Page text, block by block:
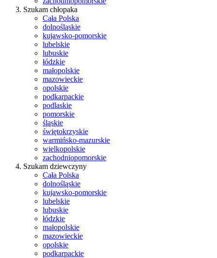
Szukam chłopaka
Cała Polska
dolnośląskie
kujawsko-pomorskie
lubelskie
lubuskie
łódzkie
małopolskie
mazowieckie
opolskie
podkarpackie
podlaskie
pomorskie
śląskie
świętokrzyskie
warmińsko-mazurskie
wielkopolskie
zachodniopomorskie
Szukam dziewczyny
Cała Polska
dolnośląskie
kujawsko-pomorskie
lubelskie
lubuskie
łódzkie
małopolskie
mazowieckie
opolskie
podkarpackie